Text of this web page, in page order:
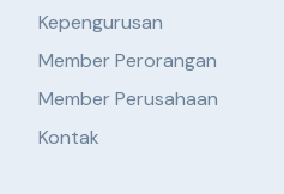
Kepengurusan
Member Perorangan
Member Perusahaan
Kontak